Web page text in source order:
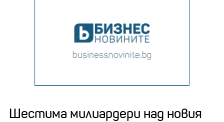
Шестима милиардери над новия